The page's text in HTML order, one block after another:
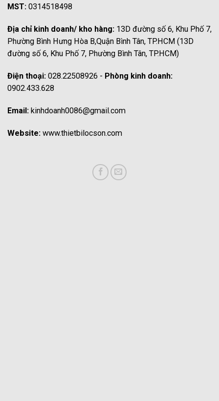
MST: 0314518498
Địa chỉ kinh doanh/ kho hàng: 13D đường số 6, Khu Phố 7,
Phường Bình Hưng Hòa B,Quận Bình Tân, TP.HCM (13D
đường số 6, Khu Phố 7, Phường Bình Tân, TP.HCM)
Điện thoại: 028.22508926 - Phòng kinh doanh:
0902.433.628
Email: kinhdoanh0086@gmail.com
Website: www.thietbilocson.com